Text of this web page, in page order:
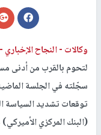
وكالات -النجاح الإخباري -
لتحوم بالقرب من أدنى
سجّلته في الجلسة
توقعات تشديد السياسة
(البنك المركزي